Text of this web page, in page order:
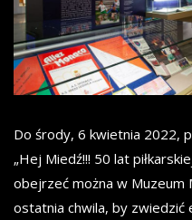
Do środy, 6 kwietnia 2022,
„Hej Miedź!!! 50 lat
obejrzeć można w Muzeum
ostatnia chwila, by zwiedzić